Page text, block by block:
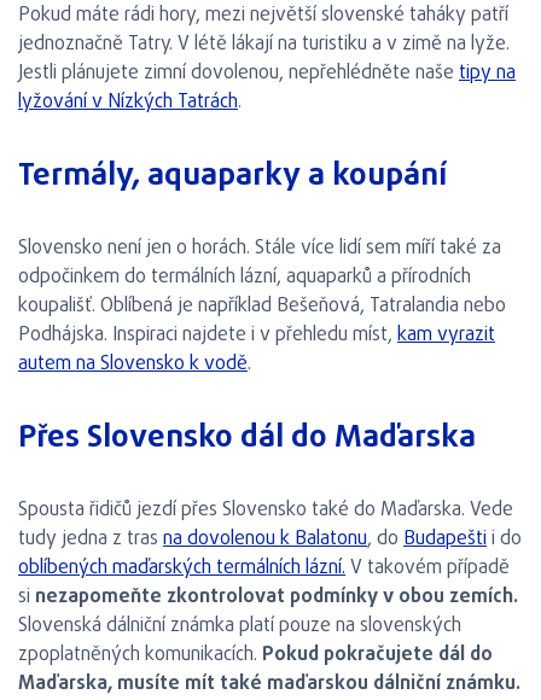
Pokud máte rádi hory, mezi největší slovenské taháky patří
jednoznačně Tatry. V létě lákají na turistiku a v zimě na lyže.
Jestli plánujete zimní dovolenou, nepřehlédněte naše tipy na
lyžování v Nízkých Tatrách.
Termály, aquaparky a koupání
Slovensko není jen o horách. Stále více lidí sem míří také za
odpočinkem do termálních lázní, aquaparků a přírodních
koupališť. Oblíbená je například Bešeňová, Tatralandia nebo
Podhájska. Inspiraci najdete i v přehledu míst, kam vyrazit
autem na Slovensko k vodě.
Přes Slovensko dál do Maďarska
Spousta řidičů jezdí přes Slovensko také do Maďarska. Vede
tudy jedna z tras na dovolenou k Balatonu, do Budapeštii do
oblíbených maďarských termálních lázní.V takovém případě
si nezapomeňte zkontrolovat podmínky v obou zemích.
Slovenská dálniční známka platí pouze na slovenských
zpoplatněných komunikacích. Pokud pokračujete dál do
Maďarska, musíte mít také maďarskou dálniční známku.